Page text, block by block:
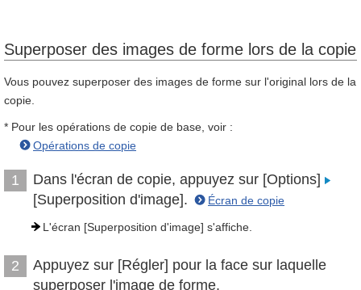
Superposer des images de forme lors de la copie
Vous pouvez superposer des images de forme sur l'original lors de la
copie.
* Pour les opérations de copie de base, voir :
Opérations de copie
1
Dans l'écran de copie, appuyez sur [Options]
[Superposition d'image].
Écran de copie
L'écran [Superposition d'image] s'affiche.
2
Appuyez sur [Régler] pour la face sur laquelle
superposer l'image de forme.